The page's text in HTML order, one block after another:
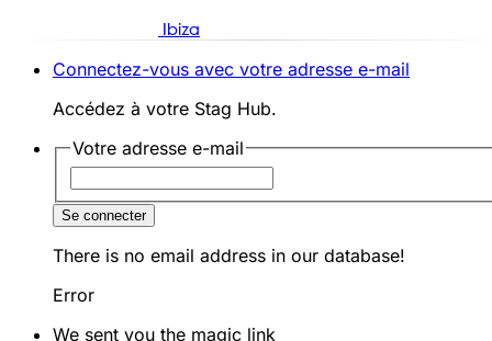
Ibiza
Connectez-vous avec votre adresse e-mail
Accédez à votre Stag Hub.
Votre adresse e-mail
Se connecter
There is no email address in our database!
Error
We sent you the magic link